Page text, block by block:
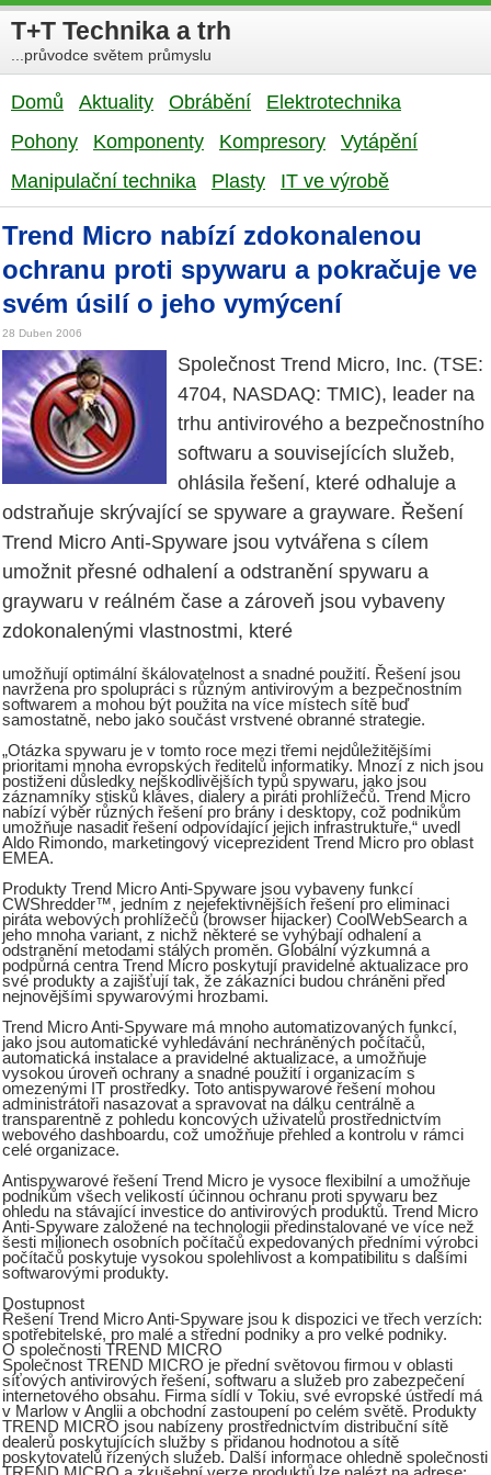
T+T Technika a trh
...průvodce světem průmyslu
Domů Aktuality Obrábění
Elektrotechnika
Pohony
Komponenty Kompresory
Vytápění
Manipulační technika
Plasty IT ve výrobě
Trend Micro nabízí zdokonalenou
ochranu proti spywaru a pokračuje ve
svém úsilí o jeho vymýcení
28 Duben 2006
Společnost Trend Micro, Inc. (TSE:
4704, NASDAQ: TMIC), leader na
trhu antivirového a bezpečnostního
softwaru a souvisejících služeb,
ohlásila řešení, které odhaluje a
odstraňuje skrývající se spyware a grayware. Řešení
Trend Micro Anti-Spyware jsou vytvářena s cílem
umožnit přesné odhalení a odstranění spywaru a
graywaru v reálném čase a zároveň jsou vybaveny
zdokonalenými vlastnostmi, které
umožňují optimální škálovatelnost a snadné použití. Řešení jsou
navržena pro spolupráci s různým antivirovým a bezpečnostním
softwarem a mohou být použita na více místech sítě buď
samostatně, nebo jako součást vrstvené obranné strategie.
„Otázka spywaru je v tomto roce mezi třemi nejdůležitějšími
prioritami mnoha evropských ředitelů informatiky. Mnozí z nich jsou
postiženi důsledky nejškodlivějších typů spywaru, jako jsou
záznamníky stisků kláves, dialery a piráti prohlížečů. Trend Micro
nabízí výběr různých řešení pro brány i desktopy, což podnikům
umožňuje nasadit řešení odpovídající jejich infrastruktuře,“ uvedl
Aldo Rimondo, marketingový viceprezident Trend Micro pro oblast
EMEA.
Produkty Trend Micro Anti-Spyware jsou vybaveny funkcí
CWShredder™, jedním z nejefektivnějších řešení pro eliminaci
piráta webových prohlížečů (browser hijacker) CoolWebSearch a
jeho mnoha variant, z nichž některé se vyhýbají odhalení a
odstranění metodami stálých proměn. Globální výzkumná a
podpůrná centra Trend Micro poskytují pravidelné aktualizace pro
své produkty a zajišťují tak, že zákazníci budou chráněni před
nejnovějšími spywarovými hrozbami.
Trend Micro Anti-Spyware má mnoho automatizovaných funkcí,
jako jsou automatické vyhledávání nechráněných počítačů,
automatická instalace a pravidelné aktualizace, a umožňuje
vysokou úroveň ochrany a snadné použití i organizacím s
omezenými IT prostředky. Toto antispywarové řešení mohou
administrátoři nasazovat a spravovat na dálku centrálně a
transparentně z pohledu koncových uživatelů prostřednictvím
webového dashboardu, což umožňuje přehled a kontrolu v rámci
celé organizace.
Antispywarové řešení Trend Micro je vysoce flexibilní a umožňuje
podnikům všech velikostí účinnou ochranu proti spywaru bez
ohledu na stávající investice do antivirových produktů. Trend Micro
Anti-Spyware založené na technologii předinstalované ve více než
šesti milionech osobních počítačů expedovaných předními výrobci
počítačů poskytuje vysokou spolehlivost a kompatibilitu s dalšími
softwarovými produkty.
Dostupnost
Řešení Trend Micro Anti-Spyware jsou k dispozici ve třech verzích:
spotřebitelské, pro malé a střední podniky a pro velké podniky.
O společnosti TREND MICRO
Společnost TREND MICRO je přední světovou firmou v oblasti
síťových antivirových řešení, softwaru a služeb pro zabezpečení
internetového obsahu. Firma sídlí v Tokiu, své evropské ústředí má
v Marlow v Anglii a obchodní zastoupení po celém světě. Produkty
TREND MICRO jsou nabízeny prostřednictvím distribuční sítě
dealerů poskytujících služby s přidanou hodnotou a sítě
poskytovatelů řízených služeb. Další informace ohledně společnosti